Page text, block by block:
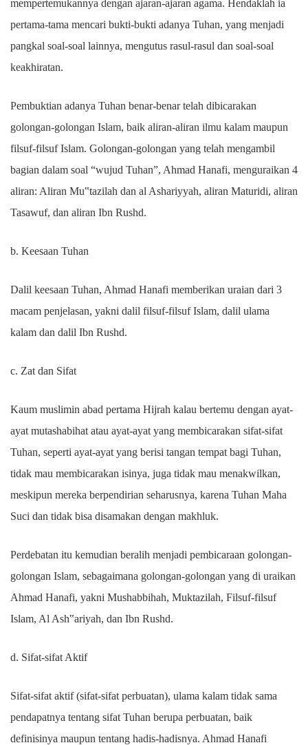
mempertemukannya dengan ajaran-ajaran agama. Hendaklah ia
pertama-tama mencari bukti-bukti adanya Tuhan, yang menjadi
pangkal soal-soal lainnya, mengutus rasul-rasul dan soal-soal
keakhiratan.
Pembuktian adanya Tuhan benar-benar telah dibicarakan
golongan-golongan Islam, baik aliran-aliran ilmu kalam maupun
filsuf-filsuf Islam. Golongan-golongan yang telah mengambil
bagian dalam soal “wujud Tuhan”, Ahmad Hanafi, menguraikan 4
aliran: Aliran Mu‟tazilah dan al Ashariyyah, aliran Maturidi, aliran
Tasawuf, dan aliran Ibn Rushd.
b. Keesaan Tuhan
Dalil keesaan Tuhan, Ahmad Hanafi memberikan uraian dari 3
macam penjelasan, yakni dalil filsuf-filsuf Islam, dalil ulama
kalam dan dalil Ibn Rushd.
c. Zat dan Sifat
Kaum muslimin abad pertama Hijrah kalau bertemu dengan ayat-
ayat mutashabihat atau ayat-ayat yang membicarakan sifat-sifat
Tuhan, seperti ayat-ayat yang berisi tangan tempat bagi Tuhan,
tidak mau membicarakan isinya, juga tidak mau menakwilkan,
meskipun mereka berpendirian seharusnya, karena Tuhan Maha
Suci dan tidak bisa disamakan dengan makhluk.
Perdebatan itu kemudian beralih menjadi pembicaraan golongan-
golongan Islam, sebagaimana golongan-golongan yang di uraikan
Ahmad Hanafi, yakni Mushabbihah, Muktazilah, Filsuf-filsuf
Islam, Al Ash‟ariyah, dan Ibn Rushd.
d. Sifat-sifat Aktif
Sifat-sifat aktif (sifat-sifat perbuatan), ulama kalam tidak sama
pendapatnya tentang sifat Tuhan berupa perbuatan, baik
definisinya maupun tentang hadis-hadisnya. Ahmad Hanafi